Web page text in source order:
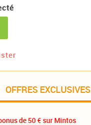
OFFRES EXCLUSIVES
de 50 € sur Mintos